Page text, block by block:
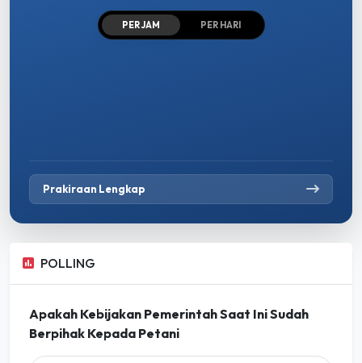
PER JAM PER HARI
Prakiraan Lengkap
POLLING
Apakah Kebijakan Pemerintah Saat Ini Sudah
Berpihak Kepada Petani